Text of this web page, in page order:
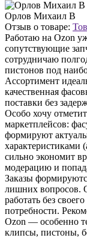
Орлов Михаил В
Отзыв о товаре:
Работаю на Ozon
сопутствующие
сотрудничаю
пистонов под
Ассортимент
качественная
поставки без
Особо хочу
маркетплейсов:
формируют
характеристиками
сильно экономит
модерацию и
Заказы
лишних вопросов.
работать без
потребности.
Ozon — особенно
клипсы, пистоны,